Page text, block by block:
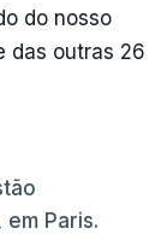
do nosso
das outras 26
Paris.